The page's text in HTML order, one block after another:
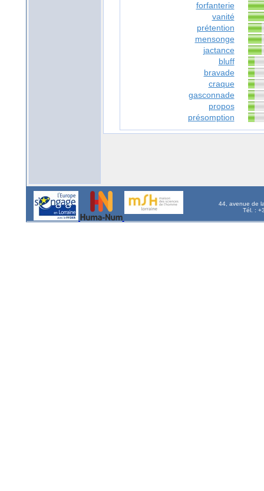
forfanterie
vanité
prétention
mensonge
jactance
bluff
bravade
craque
gasconnade
propos
présomption
44, avenue de
Tél. :